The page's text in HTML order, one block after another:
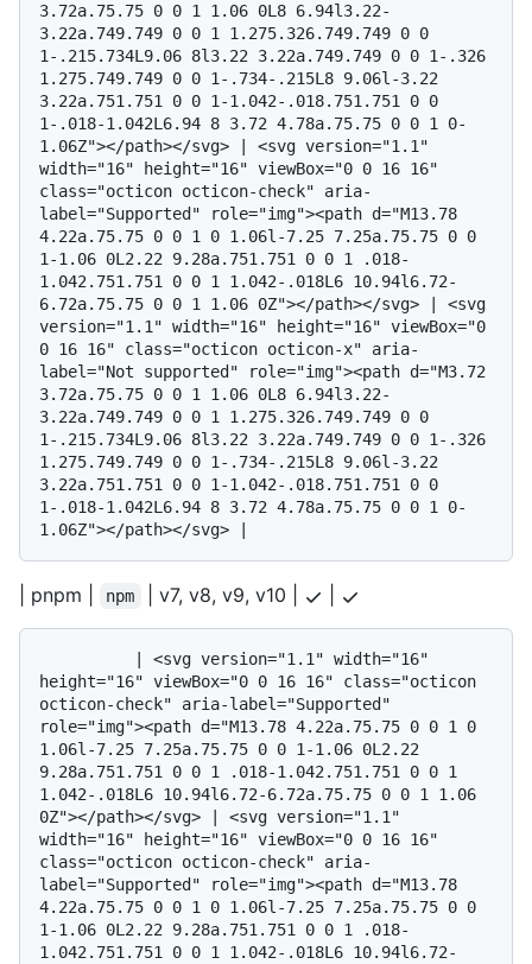
3.72a.75.75 0 0 1 1.06 0L8 6.94l3.22-
3.22a.749.749 0 0 1 1.275.326.749.749 0 0
1-.215.734L9.06 8l3.22 3.22a.749.749 0 0 1-.326
1.275.749.749 0 0 1-.734-.215L8 9.06l-3.22
3.22a.751.751 0 0 1-1.042-.018.751.751 0 0
1-.018-1.042L6.94 8 3.72 4.78a.75.75 0 0 1 0-
1.06Z"></path></svg> | <svg version="1.1"
width="16" height="16" viewBox="0 0 16 16"
class="octicon octicon-check" aria-
label="Supported" role="img"><path d="M13.78
4.22a.75.75 0 0 1 0 1.06l-7.25 7.25a.75.75 0 0
1-1.06 0L2.22 9.28a.751.751 0 0 1 .018-
1.042.751.751 0 0 1 1.042-.018L6 10.94l6.72-
6.72a.75.75 0 0 1 1.06 0Z"></path></svg> | <svg
version="1.1" width="16" height="16" viewBox="0
0 16 16" class="octicon octicon-x" aria-
label="Not supported" role="img"><path d="M3.72
3.72a.75.75 0 0 1 1.06 0L8 6.94l3.22-
3.22a.749.749 0 0 1 1.275.326.749.749 0 0
1-.215.734L9.06 8l3.22 3.22a.749.749 0 0 1-.326
1.275.749.749 0 0 1-.734-.215L8 9.06l-3.22
3.22a.751.751 0 0 1-1.042-.018.751.751 0 0
1-.018-1.042L6.94 8 3.72 4.78a.75.75 0 0 1 0-
| pnpm | npm | v7, v8, v9, v10 |
height="16" viewBox="0 0 16 16" class="octicon
octicon-check" aria-label="Supported"
role="img"><path d="M13.78 4.22a.75.75 0 0 1 0
1.06l-7.25 7.25a.75.75 0 0 1-1.06 0L2.22
9.28a.751.751 0 0 1 .018-1.042.751.751 0 0 1
1.042-.018L6 10.94l6.72-6.72a.75.75 0 0 1 1.06
0Z"></path></svg> | <svg version="1.1"
width="16" height="16" viewBox="0 0 16 16"
class="octicon octicon-check" aria-
label="Supported" role="img"><path d="M13.78
4.22a.75.75 0 0 1 0 1.06l-7.25 7.25a.75.75 0 0
1-1.06 0L2.22 9.28a.751.751 0 0 1 .018-
1.042.751.751 0 0 1 1.042-.018L6 10.94l6.72-